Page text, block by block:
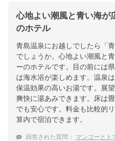
心地よい潮風と青い海が
のホテル
青島温泉にお越しでしたら「
でしょうか。心地よい潮風と
ーのホテルです。目の前には
は海水浴が楽しめます。温泉
保温効果の高いお湯です。展
爽快に湯あみできます。床は
でも安心です。料金も比較的
算内で宿泊できます。
回答された質問： マンゴーとトマトラ